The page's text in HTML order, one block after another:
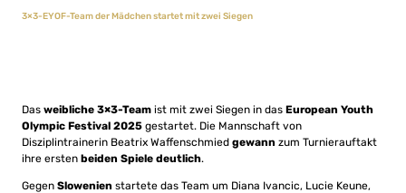
3×3-EYOF-Team der Mädchen startet mit zwei Siegen
Das weibliche 3×3-Team ist mit zwei Siegen in das European Youth
Olympic Festival 2025 gestartet. Die Mannschaft von
Disziplintrainerin Beatrix Waffenschmied gewann zum Turnierauftakt
ihre ersten beiden Spiele deutlich.
Gegen Slowenien startete das Team um Diana Ivancic, Lucie Keune,